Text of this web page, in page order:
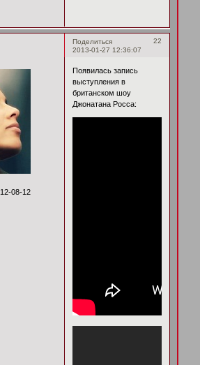
Поделиться
22
2013-01-27 12:36:07
08-12
Появилась запись
выступления в
британском шоу
Джонатана Росса: